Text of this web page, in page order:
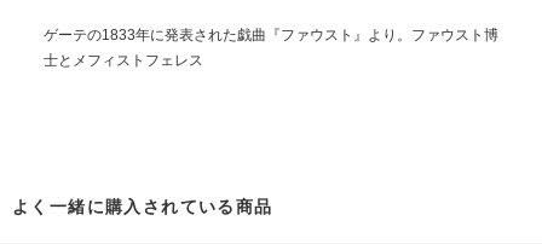
ゲーテの1833年に発表された戯曲『ファウスト』より。ファウスト博
士とメフィストフェレス
よく一緒に購入されている商品